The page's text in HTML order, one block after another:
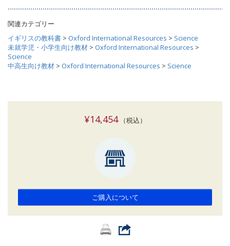
関連カテゴリー
イギリスの教科書 > Oxford International Resources > Science
未就学児・小学生向け教材 > Oxford International Resources >
Science
中高生向け教材 > Oxford International Resources > Science
¥14,454（税込）
ご購入について